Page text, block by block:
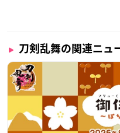
刀剣乱舞の関連ニュ